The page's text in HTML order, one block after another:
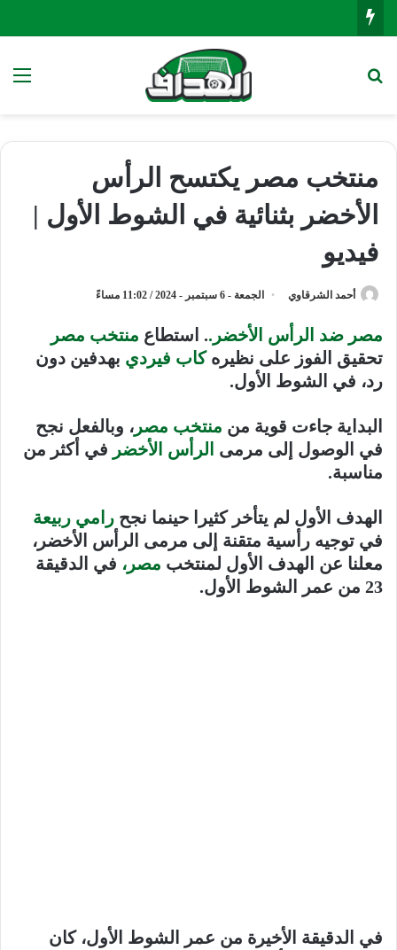
منتخب مصر يكتسح الرأس
الأخضر بثنائية في الشوط الأول |
فيديو
أحمد الشرقاوي الجمعة - 6 سبتمبر - 2024 / 11:02 مساءً
مصر ضد الرأس الأخضر .. استطاع منتخب مصر
تحقيق الفوز على نظيره كاب فيردي بهدفين دون
رد، في الشوط الأول.
البداية جاءت قوية من منتخب مصر ، وبالفعل نجح
في الوصول إلى مرمى الرأس الأخضر في أكثر من
مناسبة.
الهدف الأول لم يتأخر كثيرا حينما نجح رامي ربيعة
في توجيه رأسية متقنة إلى مرمى الرأس الأخضر،
معلنا عن الهدف الأول لمنتخب مصر، في الدقيقة
23 من عمر الشوط الأول.
في الدقيقة الأخيرة من عمر الشوط الأول، كان